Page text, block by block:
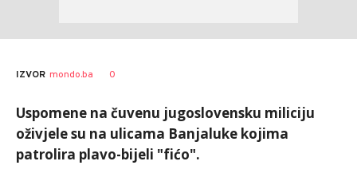
AUTOR 1
IZVOR mondo.ba 0
Uspomene na čuvenu jugoslovensku miliciju
oživjele su na ulicama Banjaluke kojima
patrolira plavo-bijeli "fićo".